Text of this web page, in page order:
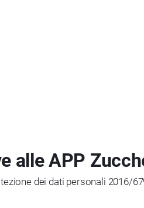
alle APP
dei dati personali 2016/